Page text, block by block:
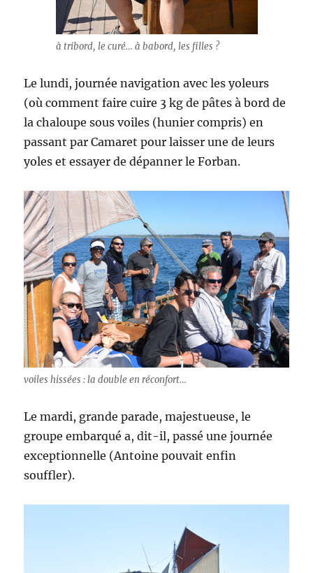
à tribord, le curé… à babord, les filles ?
Le lundi, journée navigation avec les yoleurs
(où comment faire cuire 3 kg de pâtes à bord de
la chaloupe sous voiles (hunier compris) en
passant par Camaret pour laisser une de leurs
yoles et essayer de dépanner le Forban.
voiles hissées : la double en réconfort…
Le mardi, grande parade, majestueuse, le
groupe embarqué a, dit-il, passé une journée
exceptionnelle (Antoine pouvait enfin
souffler).